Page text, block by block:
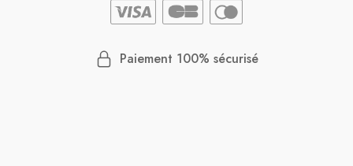
Paiement 100% sécurisé